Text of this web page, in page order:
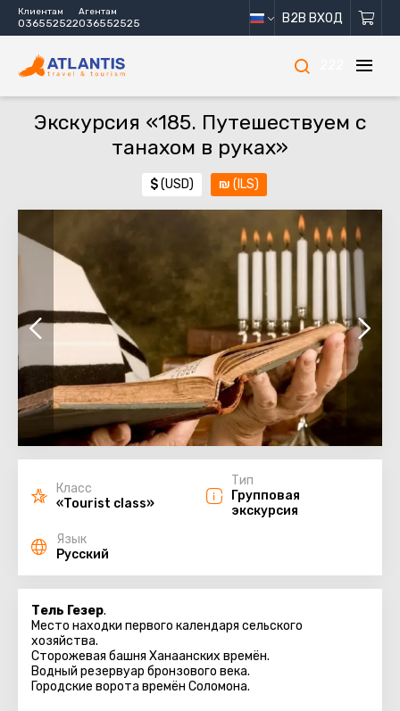
Клиентам
036552522
Агентам
036552525 B2B ВХОД
Экскурсия «185. Путешествуем с
танахом в руках»
$(USD) ₪ (ILS)
Класс
«Tourist class»
Тип
Групповая
экскурсия
Язык
Русский
Тель Гезер.
Место находки первого календаря сельского
хозяйства.
Сторожевая башня Ханаанских времён.
Водный резервуар бронзового века.
Городские ворота времён Соломона.